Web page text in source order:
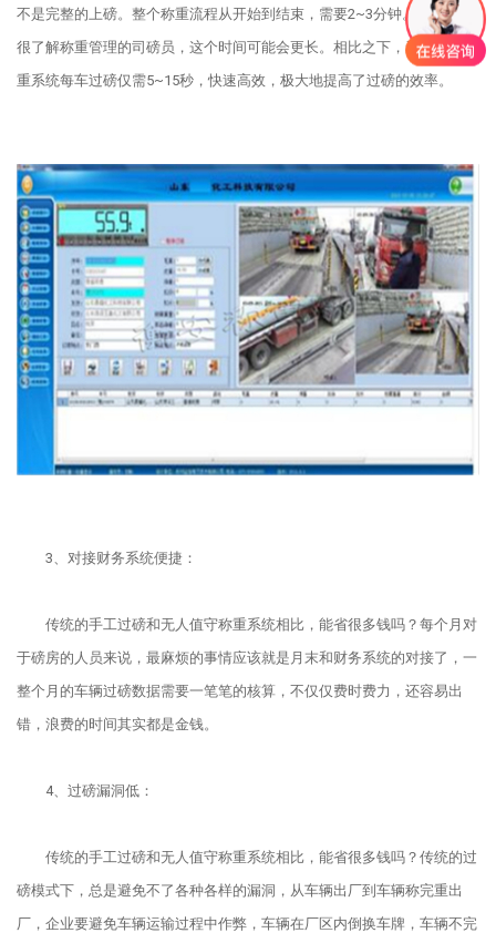
不是完整的上磅。整个称重流程从开始到结束，需要2~3分钟。对于不是
很了解称重管理的司磅员，这个时间可能会更长。相比之下，无人值守称
重系统每车过磅仅需5~15秒，快速高效，极大地提高了过磅的效率。
3、对接财务系统便捷：
传统的手工过磅和无人值守称重系统相比，能省很多钱吗？每个月对
于磅房的人员来说，最麻烦的事情应该就是月末和财务系统的对接了，一
整个月的车辆过磅数据需要一笔笔的核算，不仅仅费时费力，还容易出
错，浪费的时间其实都是金钱。
4、过磅漏洞低：
传统的手工过磅和无人值守称重系统相比，能省很多钱吗？传统的过
磅模式下，总是避免不了各种各样的漏洞，从车辆出厂到车辆称完重出
厂，企业要避免车辆运输过程中作弊，车辆在厂区内倒换车牌，车辆不完